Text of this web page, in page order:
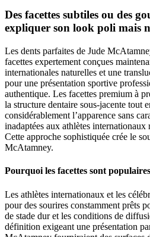
Des facettes subtiles ou des
expliquer son look poli mais
Les dents parfaites de Jude
facettes expertement conçues
internationales naturelles et une
pour une présentation sportive
authentique. Les facettes premium à
la structure dentaire sous-jacente tout
considérablement l’apparence sans
inadaptées aux athlètes internationaux
Cette approche sophistiquée crée le
McAtamney.
Pourquoi les facettes sont
Les athlètes internationaux et les
pour des sourires constamment prêts
de stade dur et les conditions de
définition exigeant une présentation